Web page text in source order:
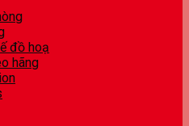
đồ hoạ
hãng